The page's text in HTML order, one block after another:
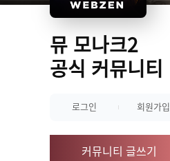
뮤 모나크2
공식 커뮤니티
로그인 회원가입
커뮤니티 글쓰기